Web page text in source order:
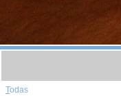
Todas